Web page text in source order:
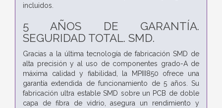
incluidos.
5 AÑOS DE GARANTÍA.
SEGURIDAD TOTAL. SMD.
Gracias a la última tecnología de fabricación SMD de
alta precisión y al uso de componentes grado-A de
máxima calidad y fiabilidad, la MPIII850 ofrece una
garantía extendida de funcionamiento de 5 años. Su
fabricación ultra estable SMD sobre un PCB de doble
capa de fibra de vidrio, asegura un rendimiento y